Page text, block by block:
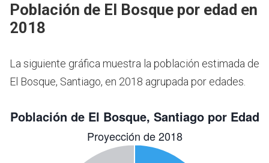
Población de El Bosque por edad en
2018
La siguiente gráfica muestra la población estimada de
El Bosque, Santiago, en 2018 agrupada por edades.